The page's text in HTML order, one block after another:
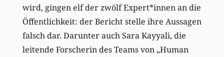
wird, gingen elf der zwölf Expert*innen an die
Öffentlichkeit: der Bericht stelle ihre Aussagen
falsch dar. Darunter auch Sara Kayyali, die
leitende Forscherin des Teams von „Human